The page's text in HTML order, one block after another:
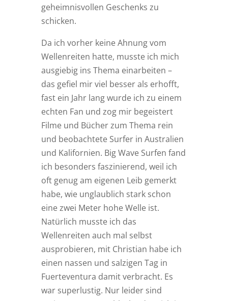
geheimnisvollen Geschenks zu
schicken.
Da ich vorher keine Ahnung vom
Wellenreiten hatte, musste ich mich
ausgiebig ins Thema einarbeiten –
das gefiel mir viel besser als erhofft,
fast ein Jahr lang wurde ich zu einem
echten Fan und zog mir begeistert
Filme und Bücher zum Thema rein
und beobachtete Surfer in Australien
und Kalifornien. Big Wave Surfen fand
ich besonders faszinierend, weil ich
oft genug am eigenen Leib gemerkt
habe, wie unglaublich stark schon
eine zwei Meter hohe Welle ist.
Natürlich musste ich das
Wellenreiten auch mal selbst
ausprobieren, mit Christian habe ich
einen nassen und salzigen Tag in
Fuerteventura damit verbracht. Es
war superlustig. Nur leider sind